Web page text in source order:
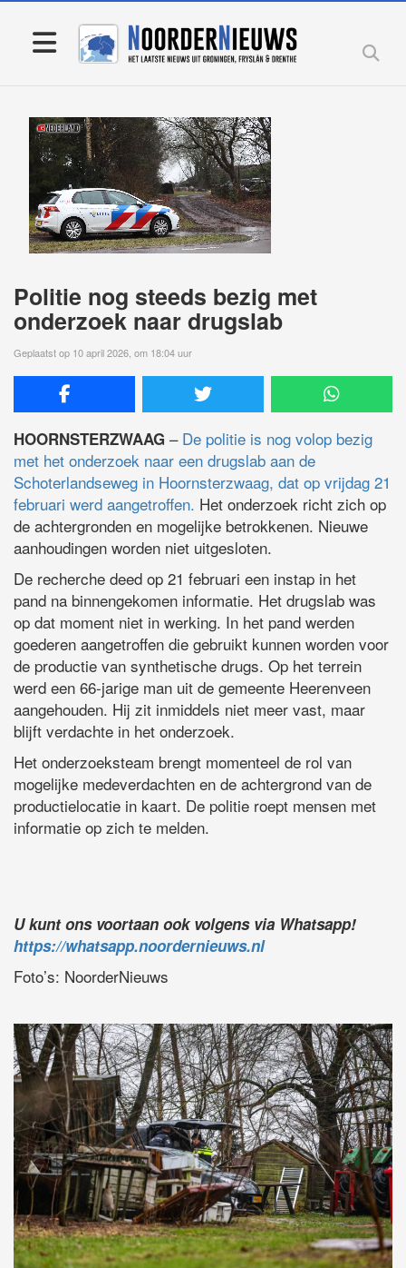
Politie nog steeds bezig met
onderzoek naar drugslab
Geplaatst op 10 april 2026, om 18:04 uur
HOORNSTERZWAAG – De politie is nog volop bezig
met het onderzoek naar een drugslab aan de
Schoterlandseweg in Hoornsterzwaag, dat op vrijdag 21
februari werd aangetroffen. Het onderzoek richt zich op
de achtergronden en mogelijke betrokkenen. Nieuwe
aanhoudingen worden niet uitgesloten.
De recherche deed op 21 februari een instap in het
pand na binnengekomen informatie. Het drugslab was
op dat moment niet in werking. In het pand werden
goederen aangetroffen die gebruikt kunnen worden voor
de productie van synthetische drugs. Op het terrein
werd een 66-jarige man uit de gemeente Heerenveen
aangehouden. Hij zit inmiddels niet meer vast, maar
blijft verdachte in het onderzoek.
Het onderzoeksteam brengt momenteel de rol van
mogelijke medeverdachten en de achtergrond van de
productielocatie in kaart. De politie roept mensen met
informatie op zich te melden.
U kunt ons voortaan ook volgens via Whatsapp!
https://whatsapp.noordernieuws.nl
Foto’s: NoorderNieuws